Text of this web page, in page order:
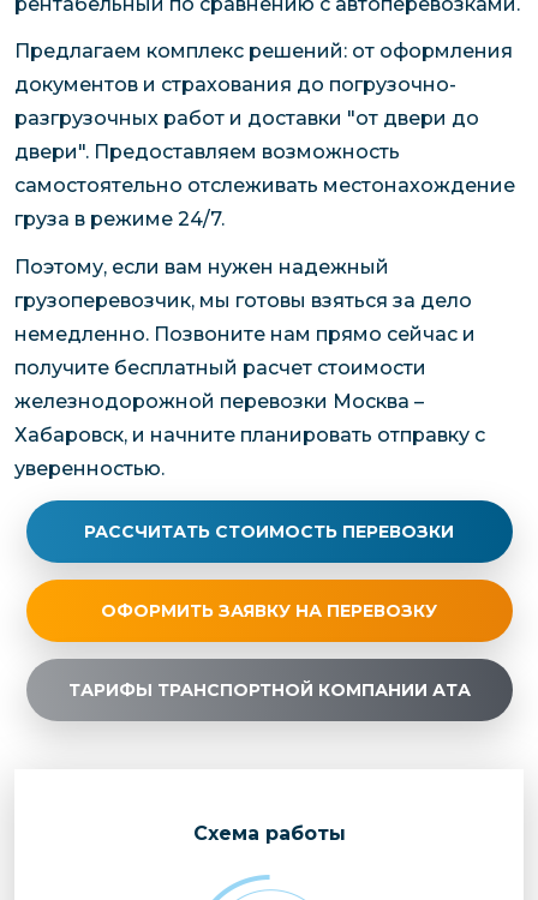
Предлагаем комплекс решений: от оформления
документов и страхования до погрузочно-
разгрузочных работ и доставки "от двери до
двери". Предоставляем возможность
самостоятельно отслеживать местонахождение
груза в режиме 24/7.
Поэтому, если вам нужен надежный
грузоперевозчик, мы готовы взяться за дело
немедленно. Позвоните нам прямо сейчас и
получите бесплатный расчет стоимости
железнодорожной перевозки Москва –
Хабаровск, и начните планировать отправку с
уверенностью.
РАССЧИТАТЬ СТОИМОСТЬ ПЕРЕВОЗКИ
ОФОРМИТЬ ЗАЯВКУ НА ПЕРЕВОЗКУ
ТАРИФЫ ТРАНСПОРТНОЙ КОМПАНИИ АТА
Cхема работы